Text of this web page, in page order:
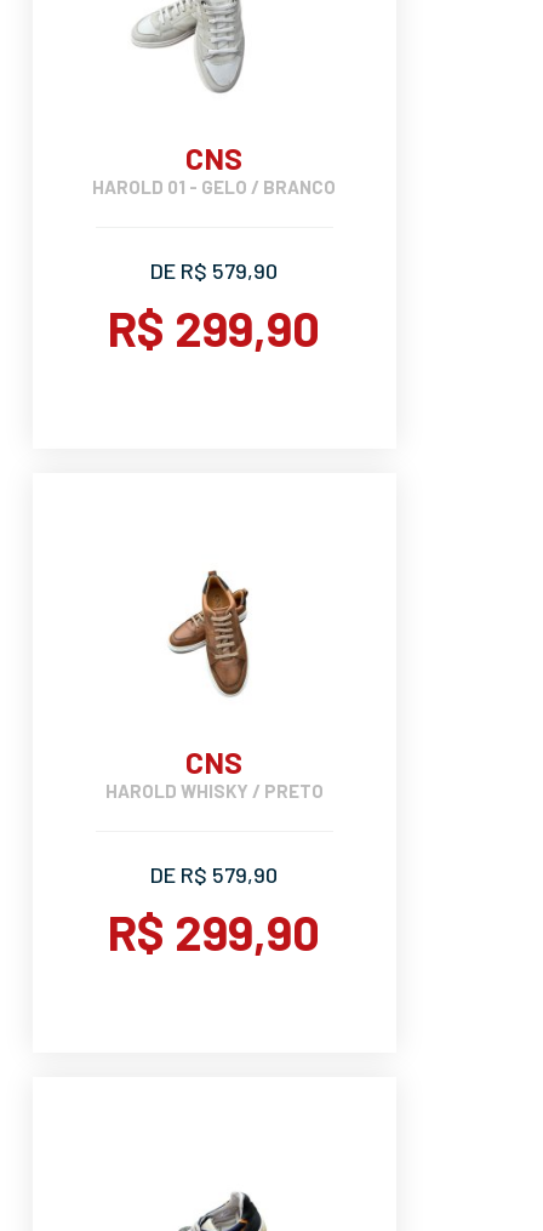
CNS
HAROLD 01 - GELO / BRANCO
DE R$ 579,90
R$ 299,90
CNS
HAROLD WHISKY / PRETO
DE R$ 579,90
R$ 299,90